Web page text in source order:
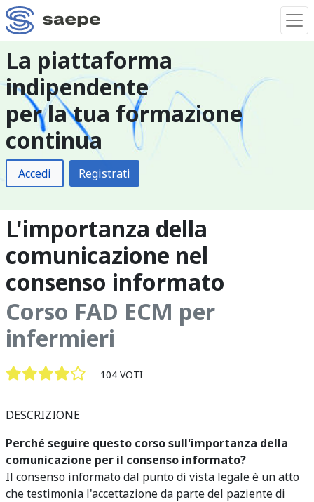
La piattaforma
indipendente
per la tua formazione
continua
Accedi Registrati
L'importanza della
comunicazione nel
consenso informato
Corso FAD ECM per
infermieri
104 VOTI
DESCRIZIONE
Perché seguire questo corso sull'importanza della
comunicazione per il consenso informato?
Il consenso informato dal punto di vista legale è un atto
che testimonia l'accettazione da parte del paziente di